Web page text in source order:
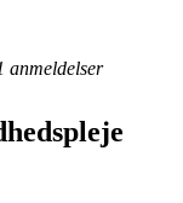
anmeldelser